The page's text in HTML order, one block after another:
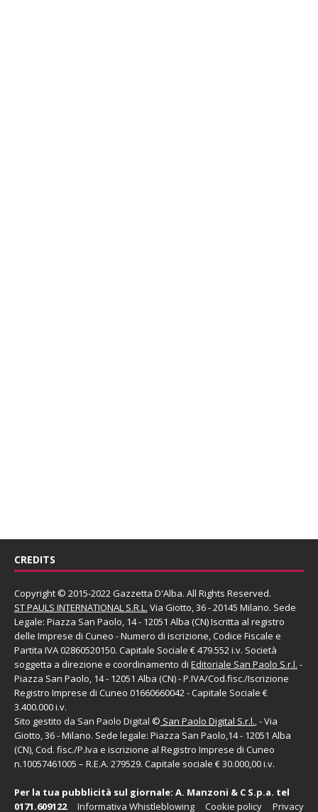
CREDITS
Copyright © 2015-2022 Gazzetta D'Alba. All Rights Reserved.
ST PAULS INTERNATIONAL S.R.L. Via Giotto, 36 - 20145 Milano. Sede
Legale: Piazza San Paolo, 14 - 12051 Alba (CN) Iscritta al registro
delle Imprese di Cuneo - Numero di iscrizione, Codice Fiscale e
Partita IVA 02860520150. Capitale Sociale € 479.552 i.v. Società
soggetta a direzione e coordinamento di Editoriale San Paolo S.r.l. -
Piazza San Paolo, 14 - 12051 Alba (CN) - P.IVA/Cod.fisc./Iscrizione
Registro Imprese di Cuneo 01660660042 - Capitale Sociale €
3.400.000 i.v.
Sito gestito da San Paolo Digital © San Paolo Digital S.r.l., - Via
Giotto, 36 - Milano. Sede legale: Piazza San Paolo,14 - 12051 Alba
(CN), Cod. fisc./P.Iva e iscrizione al Registro Imprese di Cuneo
n.10057461005 – R.E.A. 279529. Capitale sociale € 30.000,00 i.v.
Per la tua pubblicità sul giornale: A. Manzoni & C S.p.a. tel
0171.609122
Privacy
Cookie policy
Informativa Whistleblowing